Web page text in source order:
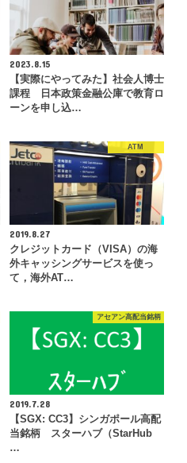
2023.8.15
【実際にやってみた】社会人博士
課程 日本政策金融公庫で教育ロ
ーンを申し込…
ATM
2019.8.27
クレジットカード（VISA）の海
外キャッシングサービスを使っ
て，海外AT…
アセアン高配当銘柄
2019.7.28
【SGX: CC3】シンガポール高配
当銘柄 スターハブ（StarHub
…